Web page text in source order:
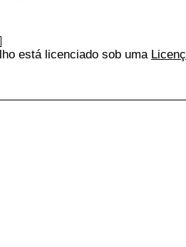
está licenciado sob uma